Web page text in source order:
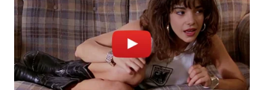
WAHANANEWS
CO ID
WAHANANEWS
NET